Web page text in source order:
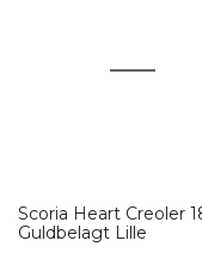
Scoria Heart Creoler
Guldbelagt Lille